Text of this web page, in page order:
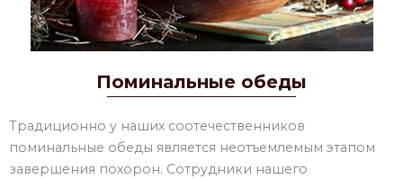
Поминальные обеды
Традиционно у наших соотечественников
поминальные обеды является неотъемлемым этапом
завершения похорон. Сотрудники нашего